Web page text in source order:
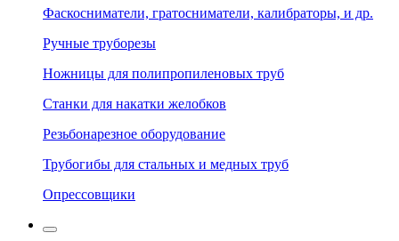
Фаскосниматели, гратосниматели, калибраторы, и др.
Ручные труборезы
Ножницы для полипропиленовых труб
Станки для накатки желобков
Резьбонарезное оборудование
Трубогибы для стальных и медных труб
Опрессовщики